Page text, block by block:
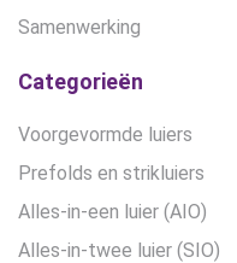
Samenwerking
Categorieën
Voorgevormde luiers
Prefolds en strikluiers
Alles-in-een luier (AIO)
Alles-in-twee luier (SIO)